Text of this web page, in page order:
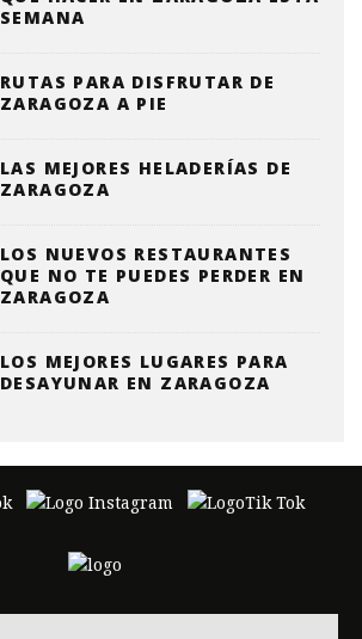
SEMANA
RUTAS PARA DISFRUTAR DE
ZARAGOZA A PIE
LAS MEJORES HELADERÍAS DE
ZARAGOZA
LOS NUEVOS RESTAURANTES
QUE NO TE PUEDES PERDER EN
ZARAGOZA
LOS MEJORES LUGARES PARA
DESAYUNAR EN ZARAGOZA